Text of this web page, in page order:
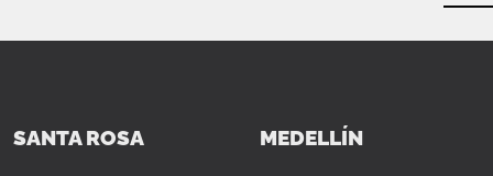
SANTA ROSA MEDELLÍN